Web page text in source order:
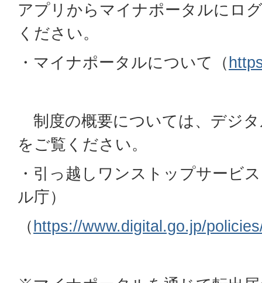
アプリからマイナポータルにロ
ください。
・マイナポータルについて（
制度の概要については、デジ
をご覧ください。
・引っ越しワンストップサービ
ル庁）
（https://www.digital.go.jp/